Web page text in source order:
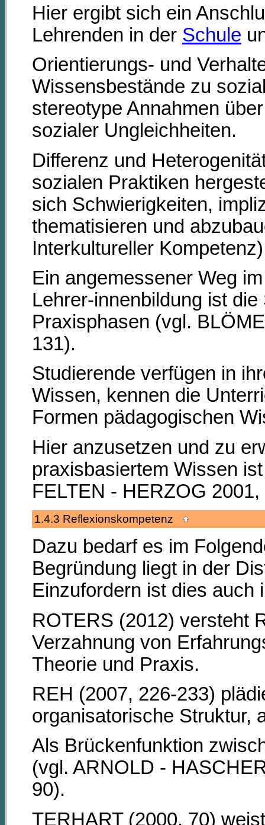
Hier ergibt sich ein
Lehrenden in der Schule
Orientierungs- und
Wissensbestände zu
stereotype Annahmen
sozialer Ungleichheiten.
Differenz und
sozialen Praktiken
sich Schwierigkeiten,
thematisieren und
Interkultureller
Ein angemessener Weg
Lehrer-innenbildung ist
Praxisphasen (vgl.
131).
Studierende verfügen in
Wissen, kennen die
Formen pädagogischen
Hier anzusetzen und zu
praxisbasiertem Wissen
FELTEN - HERZOG 2001,
1.4.3 Reflexionskompetenz
Dazu bedarf es im
Begründung liegt in der
Einzufordern ist dies auch
ROTERS (2012) versteht
Verzahnung von
Theorie und Praxis.
REH (2007, 226-233)
organisatorische Struktur,
Als Brückenfunktion
(vgl. ARNOLD -
90).
TERHART (2000, 70)